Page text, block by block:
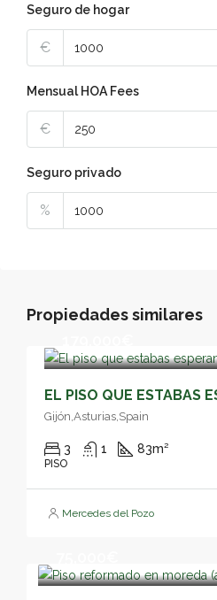
Seguro de hogar
€
Mensual HOA Fees
€
Seguro privado
%
Propiedades similares
EL PISO QUE ESTABAS
Gijón,Asturias,Spain
3 1 83m²
PISO
Mercedes del Pozo